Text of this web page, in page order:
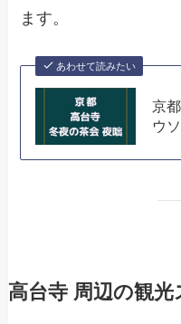
ます。
あわせて読みたい
京
ウ
高台寺 周辺の観光